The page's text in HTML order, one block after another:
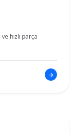
hızlı parça